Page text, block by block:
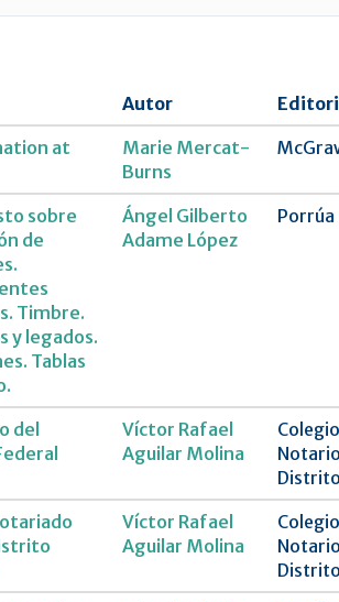
Autor
at
Marie Mercat-
Burns
sobre
de
Timbre.
y legados.
Tablas
Ángel Gilberto
Adame López
Porrúa
del
Víctor Rafael
Aguilar Molina
Víctor Rafael
Aguilar Molina